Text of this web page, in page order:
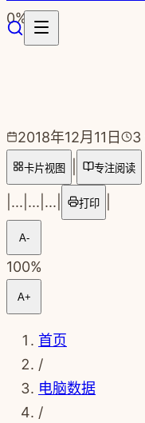
跳转到主要内容
0%
2018年12月11日 3
卡片视图 专注阅读
... ... ... 打印
A-
100%
A+
首页
/
电脑数据
/